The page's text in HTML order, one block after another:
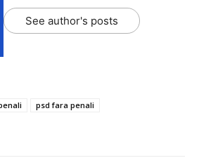
See author's posts
psd fara penali